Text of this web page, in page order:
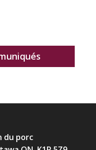
du porc